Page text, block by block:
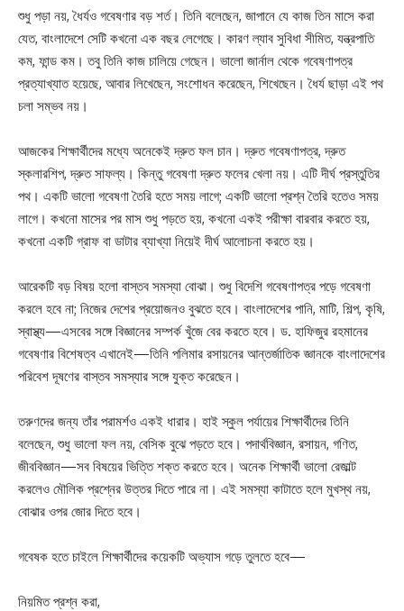
শুধু পড়া নয়, ধৈর্যও গবেষণার বড় শর্ত। তিনি বলেছেন, জাপানে যে কাজ তিন মাসে করা
যেত, বাংলাদেশে সেটি কখনো এক বছর লেগেছে। কারণ ল্যাব সুবিধা সীমিত, যন্ত্রপাতি
কম, ফান্ড কম। তবু তিনি কাজ চালিয়ে গেছেন। ভালো জার্নাল থেকে গবেষণাপত্র
প্রত্যাখ্যাত হয়েছে, আবার লিখেছেন, সংশোধন করেছেন, শিখেছেন। ধৈর্য ছাড়া এই পথ
চলা সম্ভব নয়।
আজকের শিক্ষার্থীদের মধ্যে অনেকেই দ্রুত ফল চান। দ্রুত গবেষণাপত্র, দ্রুত
স্কলারশিপ, দ্রুত সাফল্য। কিন্তু গবেষণা দ্রুত ফলের খেলা নয়। এটি দীর্ঘ প্রস্তুতির
পথ। একটি ভালো গবেষণা তৈরি হতে সময় লাগে; একটি ভালো প্রশ্ন তৈরি হতেও সময়
লাগে। কখনো মাসের পর মাস শুধু পড়তে হয়, কখনো একই পরীক্ষা বারবার করতে হয়,
কখনো একটি গ্রাফ বা ডাটার ব্যাখ্যা নিয়েই দীর্ঘ আলোচনা করতে হয়।
আরেকটি বড় বিষয় হলো বাস্তব সমস্যা বোঝা। শুধু বিদেশি গবেষণাপত্র পড়ে গবেষণা
করলে হবে না; নিজের দেশের প্রয়োজনও বুঝতে হবে। বাংলাদেশের পানি, মাটি, শিল্প, কৃষি,
স্বাস্থ্য—এসবের সঙ্গে বিজ্ঞানের সম্পর্ক খুঁজে বের করতে হবে। ড. হাফিজুর রহমানের
গবেষণার বিশেষত্ব এখানেই—তিনি পলিমার রসায়নের আন্তর্জাতিক জ্ঞানকে বাংলাদেশের
পরিবেশ দূষণের বাস্তব সমস্যার সঙ্গে যুক্ত করেছেন।
তরুণদের জন্য তাঁর পরামর্শও একই ধারার। হাই স্কুল পর্যায়ের শিক্ষার্থীদের তিনি
বলেছেন, শুধু ভালো ফল নয়, বেসিক বুঝে পড়তে হবে। পদার্থবিজ্ঞান, রসায়ন, গণিত,
জীববিজ্ঞান—সব বিষয়ের ভিত্তি শক্ত করতে হবে। অনেক শিক্ষার্থী ভালো রেজাল্ট
করলেও মৌলিক প্রশ্নের উত্তর দিতে পারে না। এই সমস্যা কাটাতে হলে মুখস্থ নয়,
বোঝার ওপর জোর দিতে হবে।
গবেষক হতে চাইলে শিক্ষার্থীদের কয়েকটি অভ্যাস গড়ে তুলতে হবে—
নিয়মিত প্রশ্ন করা,